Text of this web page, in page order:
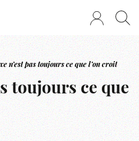
n’est pas toujours ce que l’on croit
toujours ce que